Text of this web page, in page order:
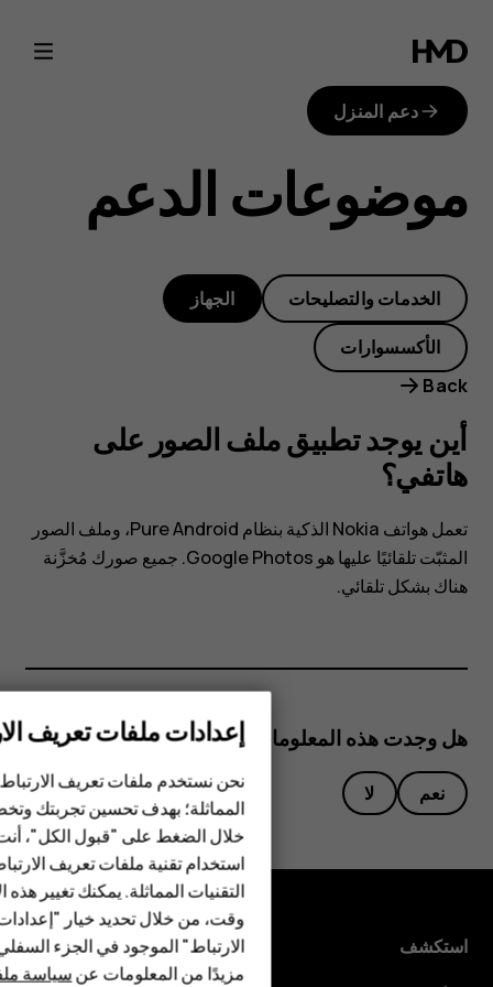
أين
يوجد
تطبيق
ملف
الصور
على
هاتفي؟
الهواتف الذكية
الهواتف المميزة
HMD Terra M
HMD DUB
HMD Watch
دعم المنزل
موضوعات الدعم
الخدمات والتصليحات الجهاز
الأكسسوارات
Back
أين يوجد تطبيق ملف الصور على
هاتفي؟
تعمل هواتف Nokia الذكية بنظام Pure Android، وملف الصور
المثبّت تلقائيًا عليها هو Google Photos. جميع صورك مُخزَّنة
هناك بشكل تلقائي.
هل وجدت هذه المعلومات مفيدة؟
نعم لا
استكشف
إعدادات ملفات تعريف
نحن نستخدم ملفات تعريف
المماثلة؛ بهدف تحسين تجربتك
خلال الضغط على "قبول الكل"،
استخدام تقنية ملفات تعريف
التقنيات المماثلة. يمكنك تغيير
وقت، من خلال تحديد خيار
الارتباط" الموجود في الجزء
مزيدًا من المعلومات عنسياسة